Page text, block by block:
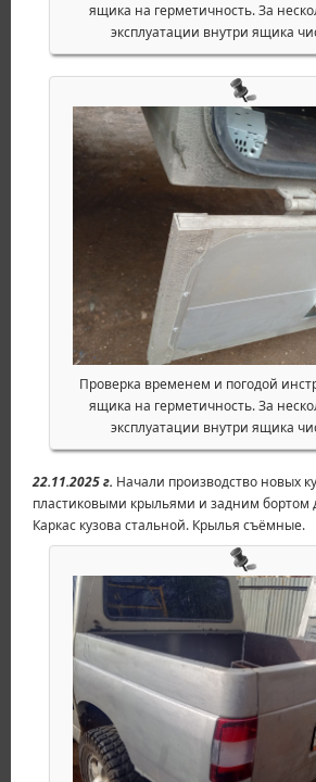
ящика на герметичность. За
эксплуатации внутри ящика
Проверка временем и погодой
ящика на герметичность. За
эксплуатации внутри ящика
22.11.2025 г. Начали производство новых
пластиковыми крыльями и задним бортом
Каркас кузова стальной. Крылья съёмные.